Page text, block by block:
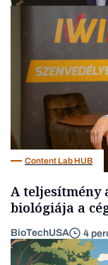
Befektetés
Content Lab HUB
A teljesítmény
biológiája a
BioTechUSA 4